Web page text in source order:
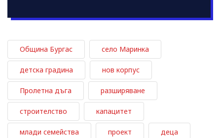
Община Бургас село Маринка
детска градина нов корпус
Пролетна дъга разширяване
строителство капацитет
млади семейства проект деца